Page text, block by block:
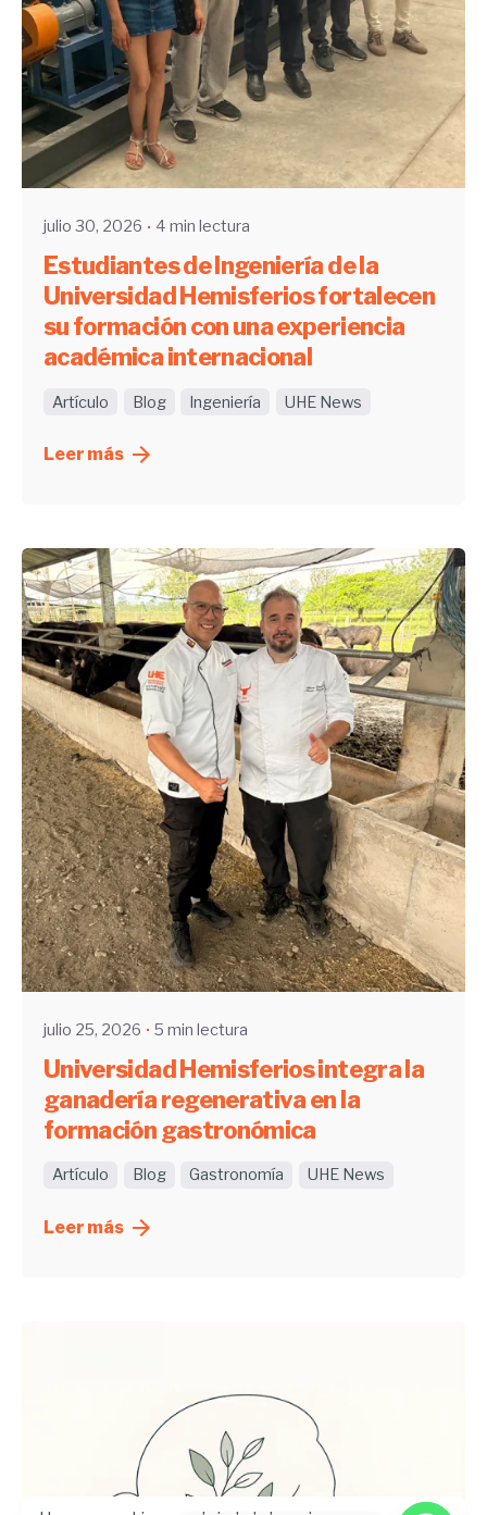
Enviado por
UHE
julio 30, 2026 4 min lectura
Estudiantes de Ingeniería de la
Universidad Hemisferios fortalecen
su formación con una experiencia
académica internacional
Artículo Blog Ingeniería UHE News
Leer más
Enviado por
UHE
julio 25, 2026 5 min lectura
Universidad Hemisferios integra la
ganadería regenerativa en la
formación gastronómica
Artículo Blog Gastronomía UHE News
Leer más